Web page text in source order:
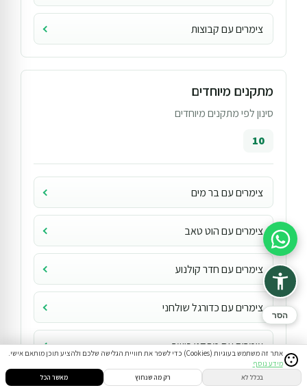
צימרים עם קבוצות
מתקנים מיוחדים
סינון לפי מתקנים מיוחדים
10
צימרים עם בר מים
צימרים עם הוט טאב
צימרים עם חדר קולנוע
צימרים עם כדורגל שולחני
צימרים עם מתקני כושר
צימרים עם סאונה יבשה
אתר זה משתמש בעוגיות (Cookies) כדי לשפר את חוויית הגלישה שלכם ולהציע תוכן מותאם אישי.
מידע נוסף
בכלל לא רק מה שנחוץ מאשר הכל
סיוע בהזמנה
הסר